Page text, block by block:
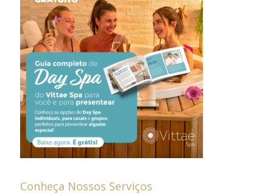
Conheça Nossos Serviços